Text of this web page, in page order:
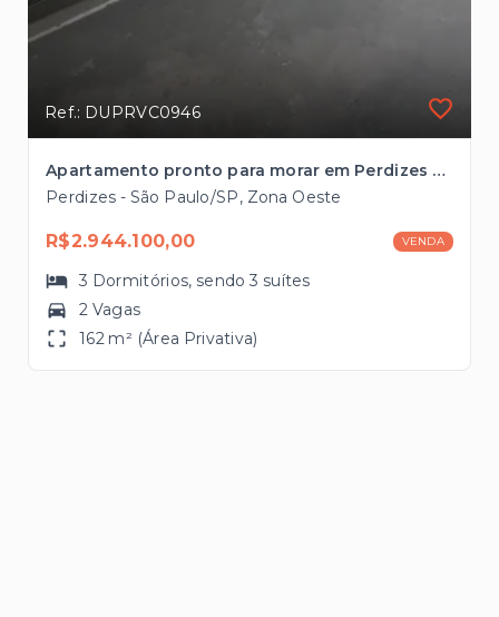
Ref.: DUPRVC0946
Apartamento pronto para morar em Perdizes com 3 suítes à venda, 162m² à 2 quadras da Avenida Sumaré
Perdizes - São Paulo/SP, Zona Oeste
R$2.944.100,00 VENDA
3 Dormitórios, sendo3 suítes
2 Vagas
162 m² (Área Privativa)